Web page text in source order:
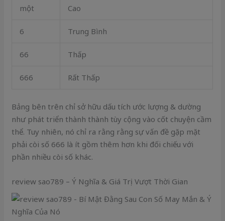
một Cao
6 Trung Bình
66 Thấp
666 Rất Thấp
Bảng bên trên chỉ sở hữu dấu tích ước lượng & dường
như phát triển thành thành tùy cộng vào cốt chuyện cầm
thể. Tuy nhiên, nó chỉ ra rằng rằng sự vấn đề gặp mặt
phải còi số 666 là ít gồm thêm hơn khi đối chiếu với
phần nhiều còi số khác.
review sao789 – Ý Nghĩa & Giá Trị Vượt Thời Gian